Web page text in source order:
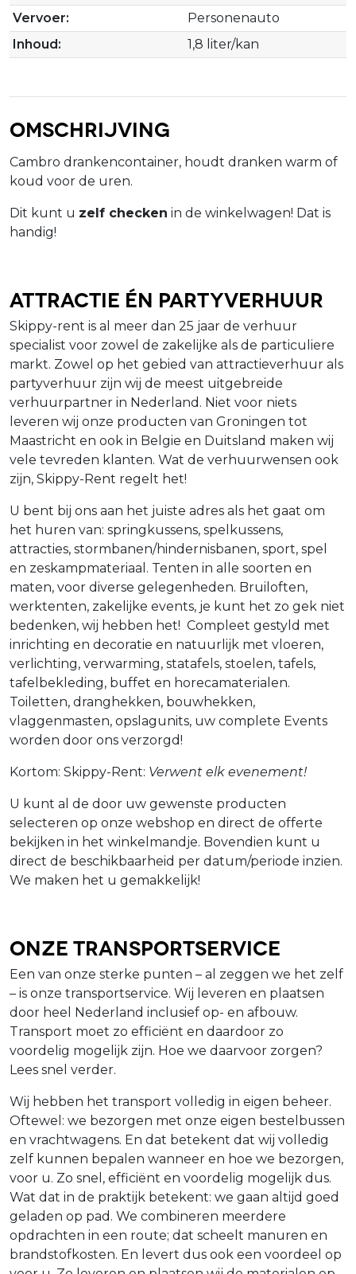
Vervoer:
Personenauto
Inhoud:
1,8 liter/kan
Omschrijving
Cambro drankencontainer, houdt dranken warm of
koud voor de uren.
Dit kunt u zelf checken in de winkelwagen! Dat is
handig!
Attractie én Partyverhuur
Skippy-rent is al meer dan 25 jaar de verhuur
specialist voor zowel de zakelijke als de particuliere
markt. Zowel op het gebied van attractieverhuur als
partyverhuur zijn wij de meest uitgebreide
verhuurpartner in Nederland. Niet voor niets
leveren wij onze producten van Groningen tot
Maastricht en ook in Belgie en Duitsland maken wij
vele tevreden klanten. Wat de verhuurwensen ook
zijn, Skippy-Rent regelt het!
U bent bij ons aan het juiste adres als het gaat om
het huren van: springkussens, spelkussens,
attracties, stormbanen/hindernisbanen, sport, spel
en zeskampmateriaal. Tenten in alle soorten en
maten, voor diverse gelegenheden. Bruiloften,
werktenten, zakelijke events, je kunt het zo gek niet
bedenken, wij hebben het! Compleet gestyld met
inrichting en decoratie en natuurlijk met vloeren,
verlichting, verwarming, statafels, stoelen, tafels,
tafelbekleding, buffet en horecamaterialen.
Toiletten, dranghekken, bouwhekken,
vlaggenmasten, opslagunits, uw complete Events
worden door ons verzorgd!
Kortom: Skippy-Rent: Verwent elk evenement!
U kunt al de door uw gewenste producten
selecteren op onze webshop en direct de offerte
bekijken in het winkelmandje. Bovendien kunt u
direct de beschikbaarheid per datum/periode inzien.
We maken het u gemakkelijk!
Onze Transportservice
Een van onze sterke punten – al zeggen we het zelf
– is onze transportservice. Wij leveren en plaatsen
door heel Nederland inclusief op- en afbouw.
Transport moet zo efficiënt en daardoor zo
voordelig mogelijk zijn. Hoe we daarvoor zorgen?
Lees snel verder.
Wij hebben het transport volledig in eigen beheer.
Oftewel: we bezorgen met onze eigen bestelbussen
en vrachtwagens. En dat betekent dat wij volledig
zelf kunnen bepalen wanneer en hoe we bezorgen,
voor u. Zo snel, efficiënt en voordelig mogelijk dus.
Wat dat in de praktijk betekent: we gaan altijd goed
geladen op pad. We combineren meerdere
opdrachten in een route; dat scheelt manuren en
brandstofkosten. En levert dus ook een voordeel op